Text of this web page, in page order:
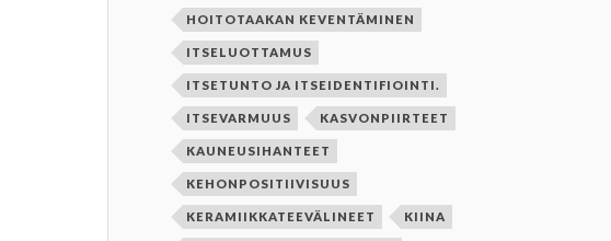
HOITOTAAKAN KEVENTÄMINEN
ITSELUOTTAMUS
ITSETUNTO JA ITSEIDENTIFIOINTI.
ITSEVARMUUS KASVONPIIRTEET
KAUNEUSIHANTEET
KEHONPOSITIIVISUUS
KERAMIIKKATEEVÄLINEET KIINA